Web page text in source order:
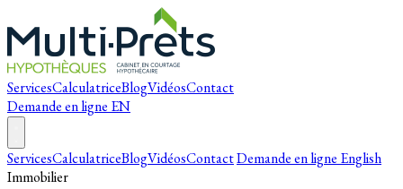
ServicesCalculatriceBlogVidéosContact
Demande en ligne EN
ServicesCalculatriceBlogVidéosContactDemande en ligne English
Immobilier